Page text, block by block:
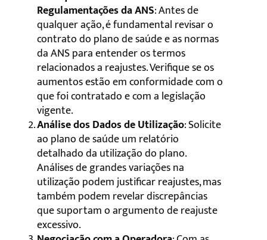
Regulamentações da ANS: Antes de
qualquer ação, é fundamental revisar o
contrato do plano de saúde e as normas
da ANS para entender os termos
relacionados a reajustes. Verifique se os
aumentos estão em conformidade com o
que foi contratado e com a legislação
vigente.
Análise dos Dados de Utilização: Solicite
ao plano de saúde um relatório
detalhado da utilização do plano.
Análises de grandes variações na
utilização podem justificar reajustes, mas
também podem revelar discrepâncias
que suportam o argumento de reajuste
excessivo.